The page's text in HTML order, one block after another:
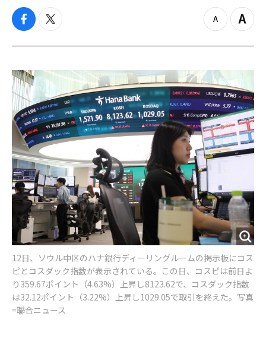
f
c
b
o
o
k
t
i
t
e
z
o
o
u
t
Z
o
i
12日、ソウル中区のハナ銀行ディーリングルームの掲示板にコス
ピとコスダック指数が表示されている。この日、コスピは前日よ
り359.67ポイント（4.63%）上昇し8123.62で、コスダック指数
は32.12ポイント（3.22%）上昇し1029.05で取引を終えた。写真
=聯合ニュース